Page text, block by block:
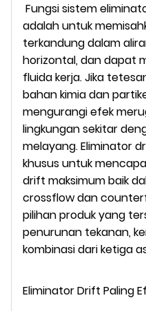
Fungsi sistem
adalah untuk
terkandung dalam
horizontal, dan dapat
fluida kerja. Jika
bahan kimia dan
mengurangi efek
lingkungan sekitar
melayang. Eliminator
khusus untuk
drift maksimum baik
crossflow dan
pilihan produk yang
penurunan tekanan,
kombinasi dari ketiga
Eliminator Drift Paling